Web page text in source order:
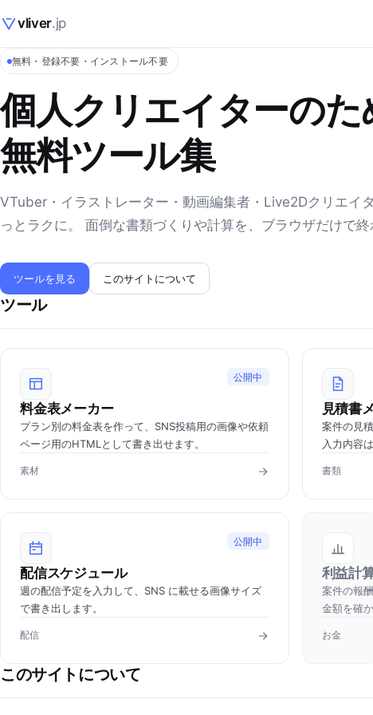
vliver.jp
無料・登録不要・インストール不要
個人クリエイターのた
無料ツール集
VTuber・イラストレーター・動画編集者・Live2Dクリエイ
っとラクに。 面倒な書類づくりや計算を、ブラウザだけで終
ツールを見る このサイトについて
ツール
公開中
料金表メーカー
プラン別の料金表を作って、SNS投稿用の画像や依頼
ページ用のHTMLとして書き出せます。
素材
見積書
案件の見
入力内容
書類
公開中
配信スケジュール
週の配信予定を入力して、SNS に載せる画像サイズ
で書き出します。
配信
利益計
案件の報
金額を確か
お金
このサイトについて